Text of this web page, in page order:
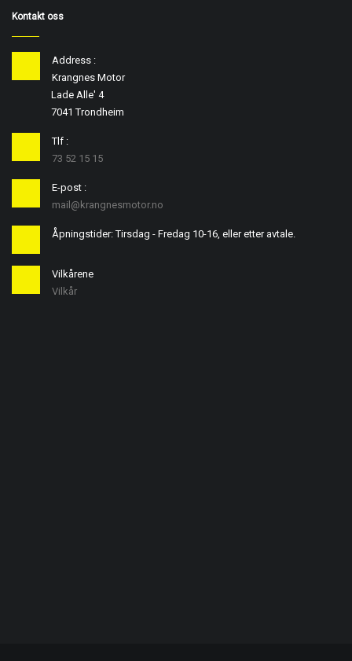
Kontakt oss
Address :
Krangnes Motor
Lade Alle' 4
7041 Trondheim
Tlf :
73 52 15 15
E-post :
mail@krangnesmotor.no
Åpningstider: Tirsdag - Fredag 10-16, eller etter avtale.
Vilkårene
Vilkår